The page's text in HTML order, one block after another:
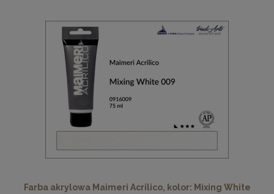
Farba akrylowa Maimeri Acrilico, kolor: Mixing White